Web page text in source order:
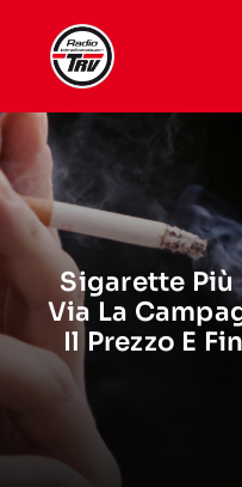
content
Sigarette Più
Via La
Il Prezzo E